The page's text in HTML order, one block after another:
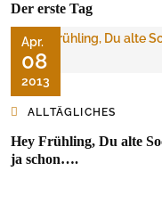
Der erste Tag
Apr.
08
2013
ALLTÄGLICHES
Hey Frühling, Du alte
ja schon….